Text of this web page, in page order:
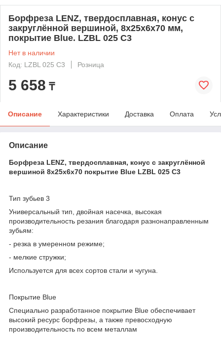
Борфреза LENZ, твердосплавная, конус с
закруглённой вершиной, 8х25х6х70 мм,
покрытие Blue. LZBL 025 C3
Нет в наличии
Код: LZBL 025 C3
Розница
5 658 ₸
Описание Характеристики Доставка Оплата
Описание
Борфреза LENZ, твердосплавная, конус с закруглённой
вершиной 8х25х6х70 покрытие Blue LZBL 025 C3
Тип зубьев 3
Универсальный тип, двойная насечка, высокая
производительность резания благодаря разнонаправленным
зубьям:
- резка в умеренном режиме;
- мелкие стружки;
Используется для всех сортов стали и чугуна.
Покрытие Blue
Специально разработанное покрытие Blue обеспечивает
высокий ресурс борфрезы, а также превосходную
производительность по всем металлам